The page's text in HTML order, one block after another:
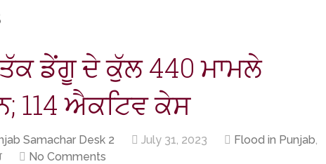
ਡੇਂਗੂ ਦੇ ਕੁੱਲ 440 ਮਾਮਲੇ
114 ਐਕਟਿਵ ਕੇਸ
Samachar Desk 2 July 31, 2023 Flood in Punjab,
No Comments